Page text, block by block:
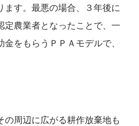
す。最悪の場合、３年後に
定農業者となったことで、一
をもらうＰＰＡモデルで、
周辺に広がる耕作放棄地も